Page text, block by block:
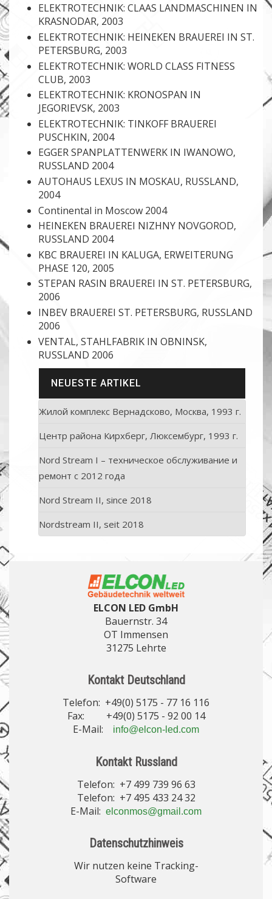
ELEKTROTECHNIK: CLAAS LANDMASCHINEN IN
KRASNODAR, 2003
ELEKTROTECHNIK: HEINEKEN BRAUEREI IN ST.
PETERSBURG, 2003
ELEKTROTECHNIK: WORLD CLASS FITNESS
CLUB, 2003
ELEKTROTECHNIK: KRONOSPAN IN
JEGORIEVSK, 2003
ELEKTROTECHNIK: TINKOFF BRAUEREI
PUSCHKIN, 2004
EGGER SPANPLATTENWERK IN IWANOWO,
RUSSLAND 2004
AUTOHAUS LEXUS IN MOSKAU, RUSSLAND,
2004
Continental in Moscow 2004
HEINEKEN BRAUEREI NIZHNY NOVGOROD,
RUSSLAND 2004
KBC BRAUEREI IN KALUGA, ERWEITERUNG
PHASE 120, 2005
STEPAN RASIN BRAUEREI IN ST. PETERSBURG,
2006
INBEV BRAUEREI ST. PETERSBURG, RUSSLAND
2006
VENTAL, STAHLFABRIK IN OBNINSK,
RUSSLAND 2006
NEUESTE ARTIKEL
Жилой комплекс Вернадсково, Москва, 1993 г.
Центр района Кирхберг, Люксембург, 1993 г.
Nord Stream I – техническое обслуживание и
ремонт с 2012 года
Nord Stream II, since 2018
Nordstream II, seit 2018
ELCON LED GmbH
Bauernstr. 34
OT Immensen
31275 Lehrte
Kontakt Deutschland
Telefon: +49(0) 5175 - 77 16 116
Fax: +49(0) 5175 - 92 00 14
E-Mail:
info@elcon-led.com
Kontakt Russland
Telefon: +7 499 739 96 63
Telefon: +7 495 433 24 32
E-Mail: elconmos@gmail.com
Datenschutzhinweis
Wir nutzen keine Tracking-
Software